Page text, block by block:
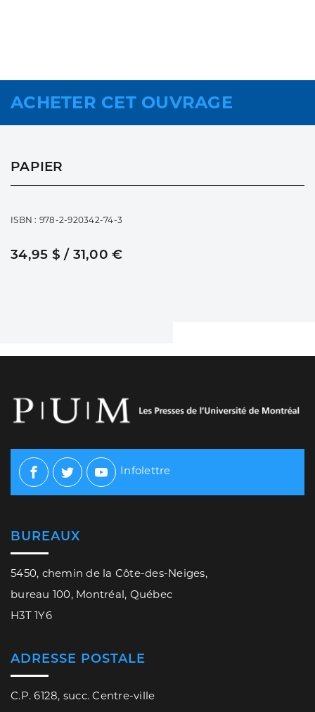
ACHETER CET OUVRAGE
PAPIER
ISBN : 978-2-920342-74-3
34,95 $ / 31,00 €
Facebook
TwitterYoutube
Infolettre
BUREAUX
5450, chemin de la Côte-des-Neiges,
bureau 100, Montréal, Québec
H3T 1Y6
ADRESSE POSTALE
C.P. 6128, succ. Centre-ville